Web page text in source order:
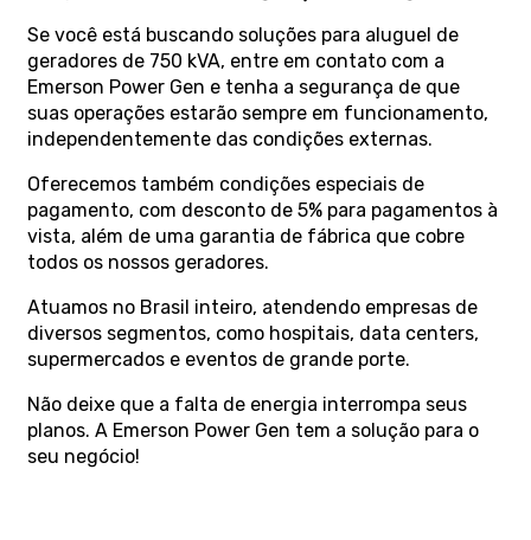
Se você está buscando soluções para aluguel de
geradores de 750 kVA, entre em contato com a
Emerson Power Gen e tenha a segurança de que
suas operações estarão sempre em funcionamento,
independentemente das condições externas.
Oferecemos também condições especiais de
pagamento, com desconto de 5% para pagamentos à
vista, além de uma garantia de fábrica que cobre
todos os nossos geradores.
Atuamos no Brasil inteiro, atendendo empresas de
diversos segmentos, como hospitais, data centers,
supermercados e eventos de grande porte.
Não deixe que a falta de energia interrompa seus
planos. A Emerson Power Gen tem a solução para o
seu negócio!